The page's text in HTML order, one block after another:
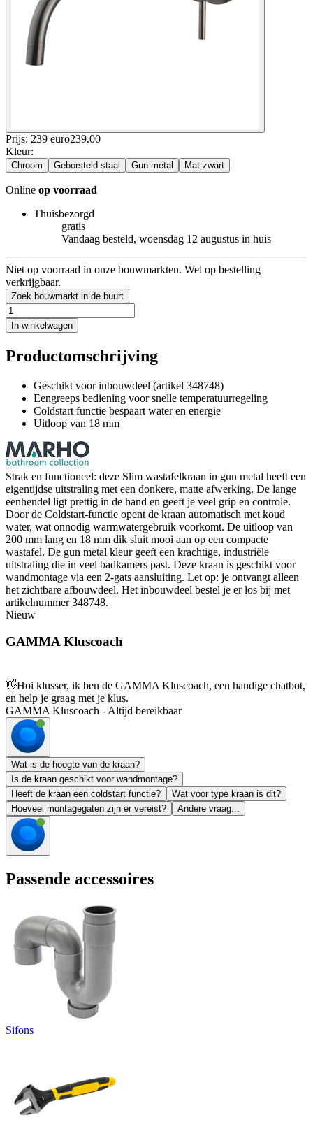
Prijs: 239 euro239.00
Kleur:
Chroom Geborsteld staal Gun metal Mat zwart
Online op voorraad
Thuisbezorgd
gratis
Vandaag besteld, woensdag 12 augustus in huis
Niet op voorraad in onze bouwmarkten. Wel op bestelling
verkrijgbaar.
Zoek bouwmarkt in de buurt
In winkelwagen
Productomschrijving
Geschikt voor inbouwdeel (artikel 348748)
Eengreeps bediening voor snelle temperatuurregeling
Coldstart functie bespaart water en energie
Uitloop van 18 mm
Strak en functioneel: deze Slim wastafelkraan in gun metal heeft een
eigentijdse uitstraling met een donkere, matte afwerking. De lange
eenhendel ligt prettig in de hand en geeft je veel grip en controle.
Door de Coldstart-functie opent de kraan automatisch met koud
water, wat onnodig warmwatergebruik voorkomt. De uitloop van
200 mm lang en 18 mm dik sluit mooi aan op een compacte
wastafel. De gun metal kleur geeft een krachtige, industriële
uitstraling die in veel badkamers past. Deze kraan is geschikt voor
wandmontage via een 2-gats aansluiting. Let op: je ontvangt alleen
het zichtbare afbouwdeel. Het inbouwdeel bestel je er los bij met
artikelnummer 348748.
Nieuw
GAMMA Kluscoach
👋Hoi klusser, ik ben de GAMMA Kluscoach, een handige chatbot,
en help je graag met je klus.
GAMMA Kluscoach - Altijd bereikbaar
Wat is de hoogte van de kraan?
Is de kraan geschikt voor wandmontage?
Heeft de kraan een coldstart functie?
Wat voor type kraan is dit?
Hoeveel montagegaten zijn er vereist?
Andere vraag...
Passende accessoires
Sifons